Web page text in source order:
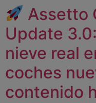
Assetto
Update
nieve real
coches
contenido